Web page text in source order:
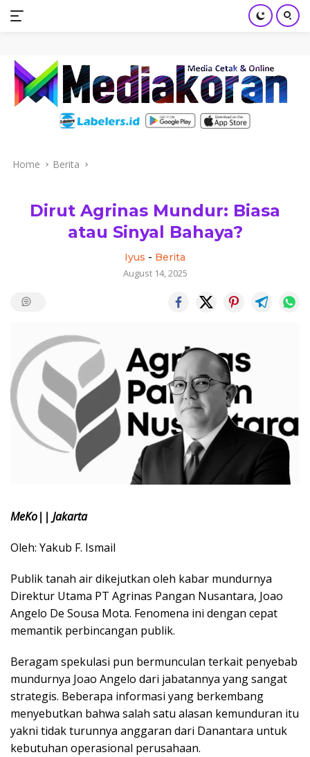
Skip
content
Home Berita
Dirut Agrinas Mundur: Biasa
atau Sinyal Bahaya?
Iyus - Berita
August 14, 2025
MeKo|| Jakarta
Oleh: Yakub F. Ismail
Publik tanah air dikejutkan oleh kabar mundurnya
Direktur Utama PT Agrinas Pangan Nusantara, Joao
Angelo De Sousa Mota. Fenomena ini dengan cepat
memantik perbincangan publik.
Beragam spekulasi pun bermunculan terkait penyebab
mundurnya Joao Angelo dari jabatannya yang sangat
strategis. Beberapa informasi yang berkembang
menyebutkan bahwa salah satu alasan kemunduran itu
yakni tidak turunnya anggaran dari Danantara untuk
kebutuhan operasional perusahaan.